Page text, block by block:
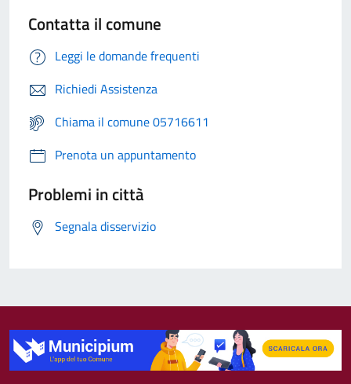
Contatta il comune
Leggi le domande frequenti
Richiedi Assistenza
Chiama il comune 05716611
Prenota un appuntamento
Problemi in città
Segnala disservizio